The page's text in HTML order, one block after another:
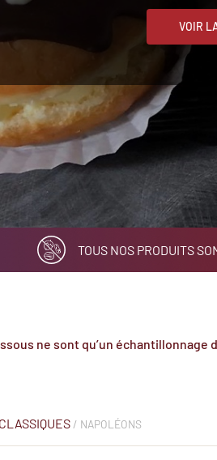
VOIR
TOUS NOS PRODUITS
ne sont qu’un
/ NAPOLÉONS